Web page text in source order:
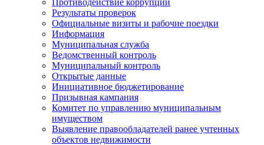
Результаты проверок
Официальные визиты и рабочие поездки
Информация
Муниципальная служба
Ведомственный контроль
Муниципальный контроль
Открытые данные
Инициативное бюджетирование
Призывная кампания
Комитет по управлению муниципальным
имуществом
Выявление правообладателей ранее учтенных
объектов недвижимости